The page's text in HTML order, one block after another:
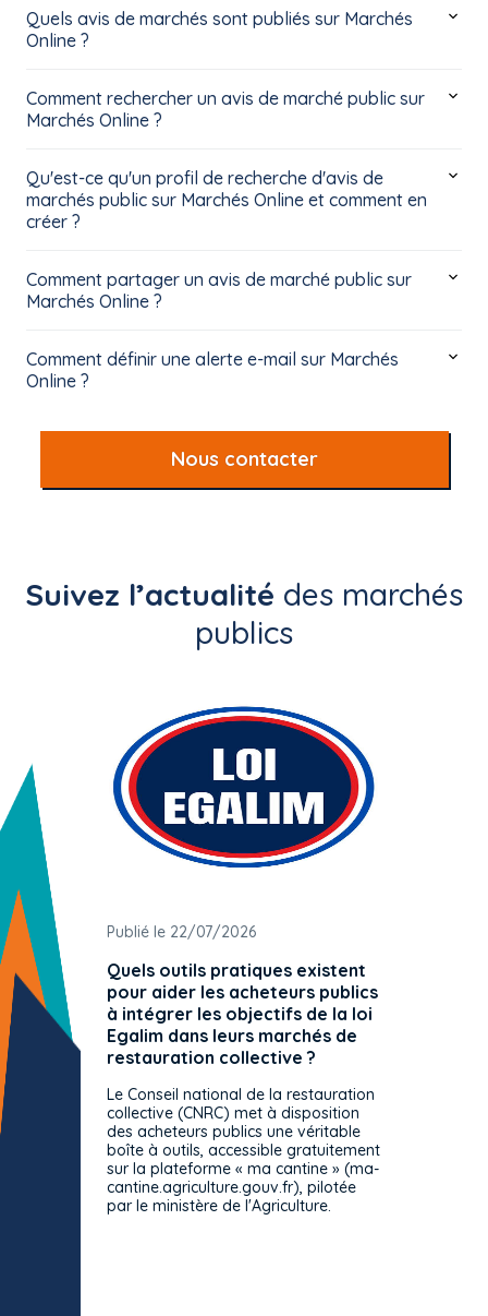
Quels avis de marchés sont publiés sur Marchés
Online ?
Comment rechercher un avis de marché public sur
Marchés Online ?
Qu'est-ce qu'un profil de recherche d'avis de
marchés public sur Marchés Online et comment en
créer ?
Comment partager un avis de marché public sur
Marchés Online ?
Comment définir une alerte e-mail sur Marchés
Online ?
Nous contacter
Suivez l’actualité des marchés
publics
Publié le 22/07/2026
Quels outils pratiques existent
pour aider les acheteurs publics
à intégrer les objectifs de la loi
Egalim dans leurs marchés de
restauration collective ?
Le Conseil national de la restauration
collective (CNRC) met à disposition
des acheteurs publics une véritable
boîte à outils, accessible gratuitement
sur la plateforme « ma cantine » (ma-
cantine.agriculture.gouv.fr), pilotée
par le ministère de l'Agriculture.